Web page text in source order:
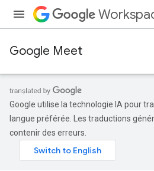
Google Meet
Google utilise la technologie IA pour
langue préférée. Les traductions
contenir des erreurs.